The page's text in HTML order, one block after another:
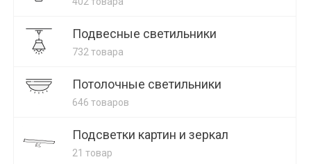
Подвесные светильники
732 товара
Потолочные светильники
646 товаров
Подсветки картин и зеркал
21 товар